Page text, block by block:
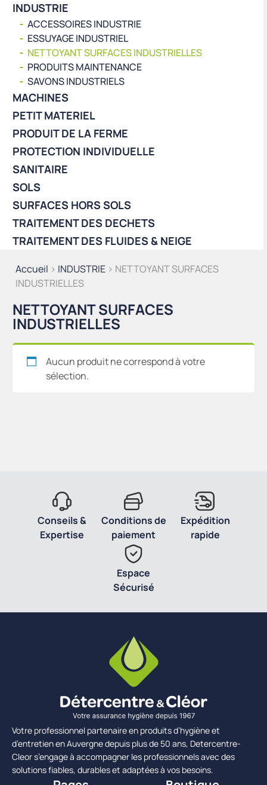
Accueil > INDUSTRIE > NETTOYANT SURFACES
INDUSTRIELLES
NETTOYANT SURFACES
INDUSTRIELLES
Aucun produit ne correspond à votre
sélection.
INDUSTRIE
ACCESSOIRES INDUSTRIE
ESSUYAGE INDUSTRIEL
NETTOYANT SURFACES INDUSTRIELLES
PRODUITS MAINTENANCE
SAVONS INDUSTRIELS
MACHINES
PETIT MATERIEL
PRODUIT DE LA FERME
PROTECTION INDIVIDUELLE
SANITAIRE
SOLS
SURFACES HORS SOLS
TRAITEMENT DES DECHETS
TRAITEMENT DES FLUIDES & NEIGE
Conseils &
Expertise
Conditions de
paiement
Expédition
rapide
Espace
Sécurisé
Votre professionnel partenaire en produits d’hygiène et
d’entretien en Auvergne depuis plus de 50 ans, Detercentre-
Cleor s’engage à accompagner les professionnels avec des
solutions fiables, durables et adaptées à vos besoins.